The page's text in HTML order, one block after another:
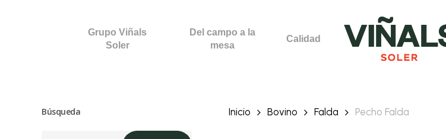
Grupo Viñals
Soler
Del campo a la
mesa
Calidad
Búsqueda Inicio Bovino Falda Pecho Falda